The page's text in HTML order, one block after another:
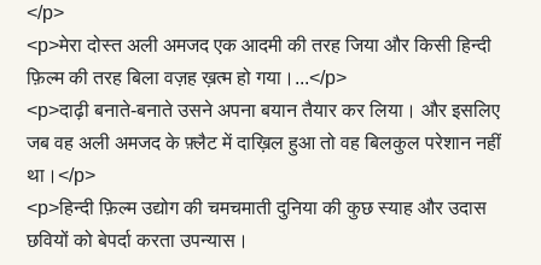
</p>
<p>मेरा दोस्त अली अमजद एक आदमी की तरह जिया और किसी हिन्दी
फ़िल्म की तरह बिला वज़ह ख़त्म हो गया।...</p>
<p>दाढ़ी बनाते-बनाते उसने अपना बयान तैयार कर लिया। और इसलिए
जब वह अली अमजद के फ़्लैट में दाख़िल हुआ तो वह बिलकुल परेशान नहीं
था।</p>
<p>हिन्दी फ़िल्म उद्योग की चमचमाती दुनिया की कुछ स्याह और उदास
छवियों को बेपर्दा करता उपन्यास।